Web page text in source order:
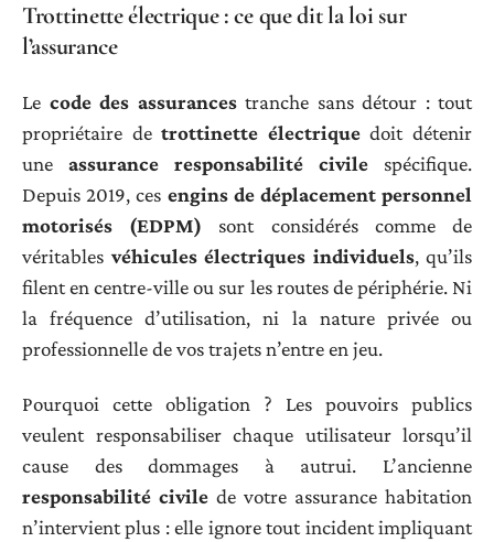
Trottinette électrique : ce que dit la loi sur
l’assurance
Le code des assurancestranche sans détour : tout
propriétaire detrottinette électriquedoit détenir
une assurance responsabilité civile spécifique.
Depuis 2019, ces engins de déplacement personnel
motorisés (EDPM) sont considérés comme de
véritables véhicules électriques individuels, qu’ils
filent en centre-ville ou sur les routes de périphérie. Ni
la fréquence d’utilisation, ni la nature privée ou
professionnelle de vos trajets n’entre en jeu.
Pourquoi cette obligation ? Les pouvoirs publics
veulent responsabiliser chaque utilisateur lorsqu’il
cause des dommages à autrui. L’ancienne
responsabilité civile de votre assurance habitation
n’intervient plus : elle ignore tout incident impliquant